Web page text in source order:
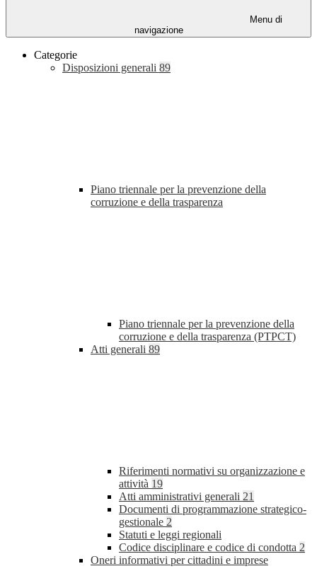
Menu di
navigazione
Categorie
Disposizioni generali 89
Piano triennale per la prevenzione della
corruzione e della trasparenza
Piano triennale per la prevenzione della
corruzione e della trasparenza (PTPCT)
Atti generali 89
Riferimenti normativi su organizzazione e
attività 19
Atti amministrativi generali 21
Documenti di programmazione strategico-
gestionale 2
Statuti e leggi regionali
Codice disciplinare e codice di condotta 2
Oneri informativi per cittadini e imprese